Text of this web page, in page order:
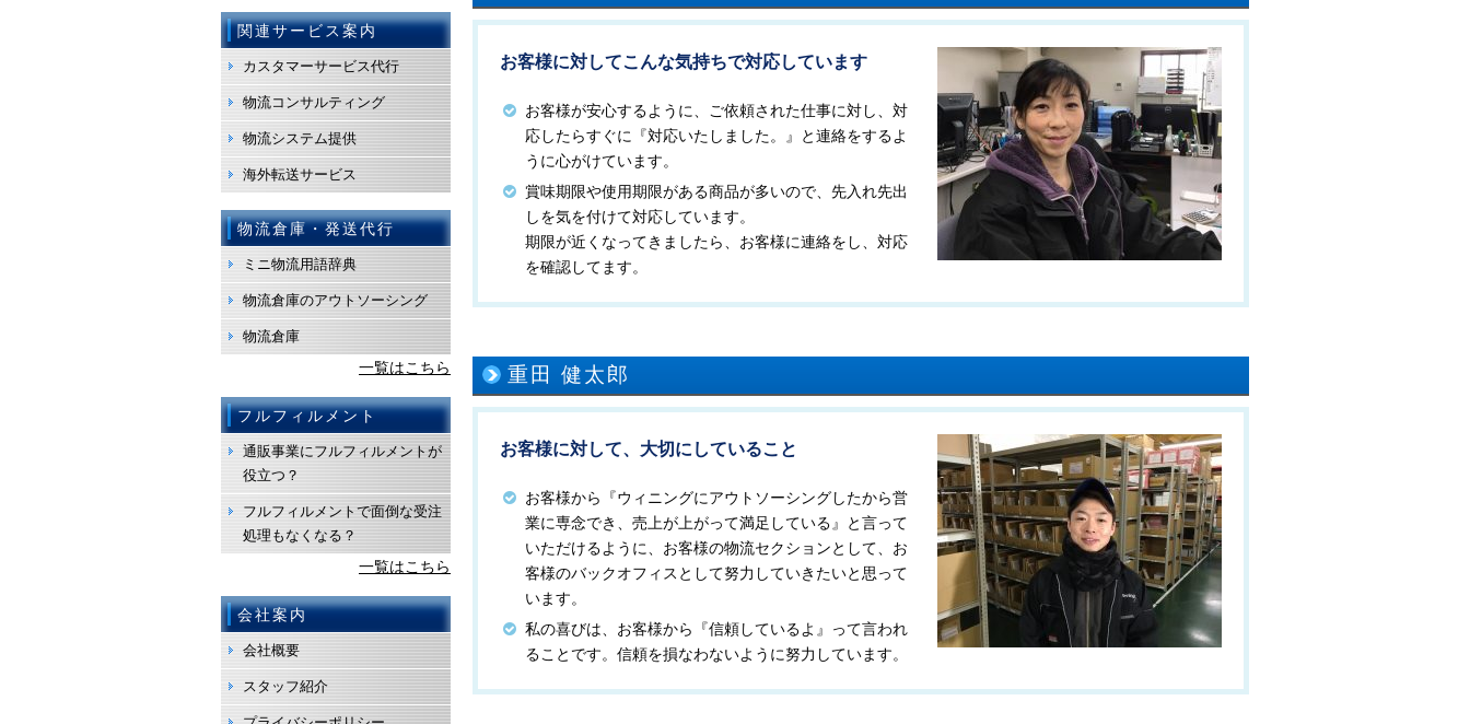
お客様に対してこんな気持ちで対応しています
お客様が安心するように、ご依頼された仕事に対し、対
応したらすぐに『対応いたしました。』と連絡をするよ
うに心がけています。
賞味期限や使用期限がある商品が多いので、先入れ先出
しを気を付けて対応しています。
期限が近くなってきましたら、お客様に連絡をし、対応
を確認してます。
重田 健太郎
お客様に対して、大切にしていること
お客様から『ウィニングにアウトソーシングしたから営
業に専念でき、売上が上がって満足している』と言って
いただけるように、お客様の物流セクションとして、お
客様のバックオフィスとして努力していきたいと思って
います。
私の喜びは、お客様から『信頼しているよ』って言われ
ることです。信頼を損なわないように努力しています。
関連サービス案内
カスタマーサービス代行
物流コンサルティング
物流システム提供
海外転送サービス
物流倉庫・発送代行
ミニ物流用語辞典
物流倉庫のアウトソーシング
物流倉庫
一覧はこちら
フルフィルメント
通販事業にフルフィルメントが
役立つ？
フルフィルメントで面倒な受注
処理もなくなる？
一覧はこちら
会社案内
会社概要
スタッフ紹介